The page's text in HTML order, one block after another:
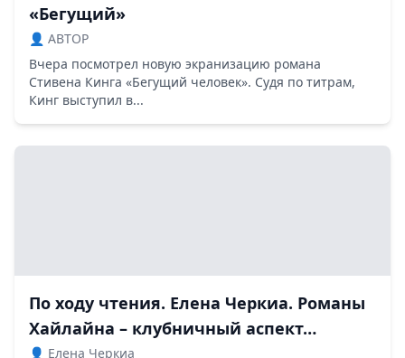
«Бегущий»
👤 ABTOP
Вчера посмотрел новую экранизацию романа
Стивена Кинга «Бегущий человек». Судя по титрам,
Кинг выступил в...
По ходу чтения. Елена Черкиа. Романы
Хайлайна – клубничный аспект…
👤 Елена Черкиа